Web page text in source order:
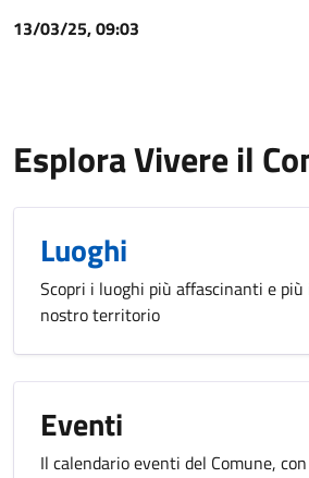
13/03/25, 09:03
Esplora Vivere il
Luoghi
Scopri i luoghi più affascinanti e
nostro territorio
Eventi
Il calendario eventi del Comune,